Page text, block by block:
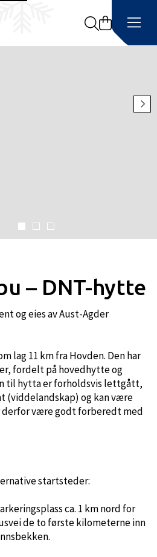
Search
– DNT-hytte
og eies av Aust-Agder
lag 11 km fra Hovden. Den har
fordelt på hovedhytte og
til hytta er forholdsvis lettgått,
(viddelandskap) og kan være
være godt forberedt med
startsteder:
ca. 1 km nord for
de to første kilometerne inn